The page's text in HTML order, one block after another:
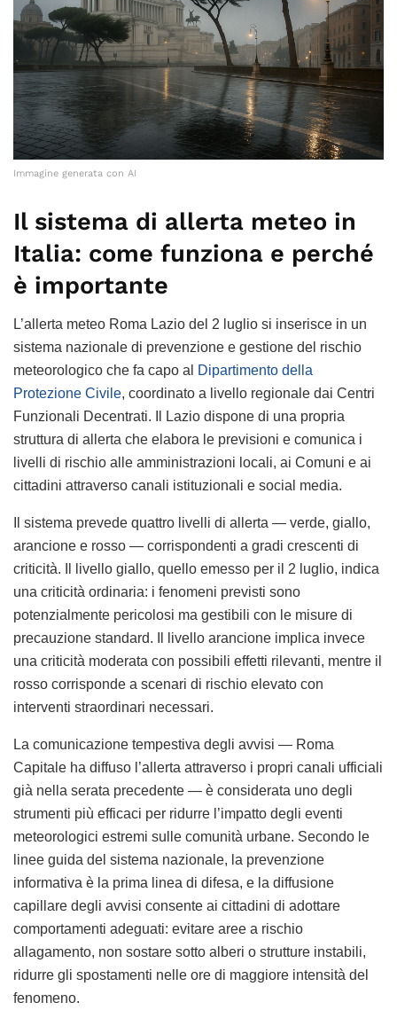
Immagine generata con AI
Il sistema di allerta meteo in
Italia: come funziona e perché
è importante
L’allerta meteo Roma Lazio del 2 luglio si inserisce in un
sistema nazionale di prevenzione e gestione del rischio
meteorologico che fa capo al
Dipartimento della
Protezione Civile, coordinato a livello regionale dai Centri
Funzionali Decentrati. Il Lazio dispone di una propria
struttura di allerta che elabora le previsioni e comunica i
livelli di rischio alle amministrazioni locali, ai Comuni e ai
cittadini attraverso canali istituzionali e social media.
Il sistema prevede quattro livelli di allerta — verde, giallo,
arancione e rosso — corrispondenti a gradi crescenti di
criticità. Il livello giallo, quello emesso per il 2 luglio, indica
una criticità ordinaria: i fenomeni previsti sono
potenzialmente pericolosi ma gestibili con le misure di
precauzione standard. Il livello arancione implica invece
una criticità moderata con possibili effetti rilevanti, mentre il
rosso corrisponde a scenari di rischio elevato con
interventi straordinari necessari.
La comunicazione tempestiva degli avvisi — Roma
Capitale ha diffuso l’allerta attraverso i propri canali ufficiali
già nella serata precedente — è considerata uno degli
strumenti più efficaci per ridurre l’impatto degli eventi
meteorologici estremi sulle comunità urbane. Secondo le
linee guida del sistema nazionale, la prevenzione
informativa è la prima linea di difesa, e la diffusione
capillare degli avvisi consente ai cittadini di adottare
comportamenti adeguati: evitare aree a rischio
allagamento, non sostare sotto alberi o strutture instabili,
ridurre gli spostamenti nelle ore di maggiore intensità del
fenomeno.